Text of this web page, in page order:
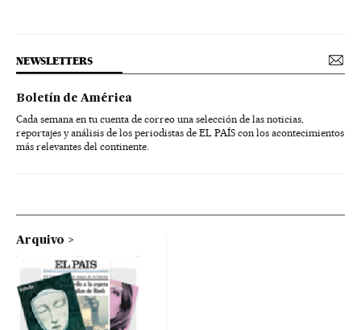
NEWSLETTERS
Boletín de América
Cada semana en tu cuenta de correo una selección de las noticias,
reportajes y análisis de los periodistas de EL PAÍS con los acontecimientos
más relevantes del continente.
Arquivo